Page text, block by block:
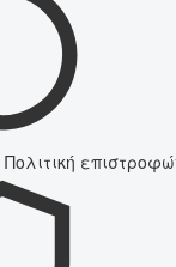
Πολιτική